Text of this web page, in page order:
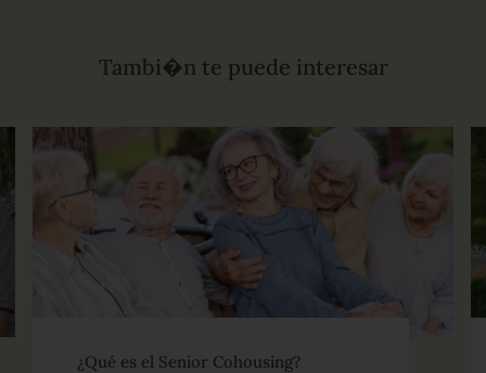
Tambi�n te puede interesar
¿Qué es el Senior Cohousing?